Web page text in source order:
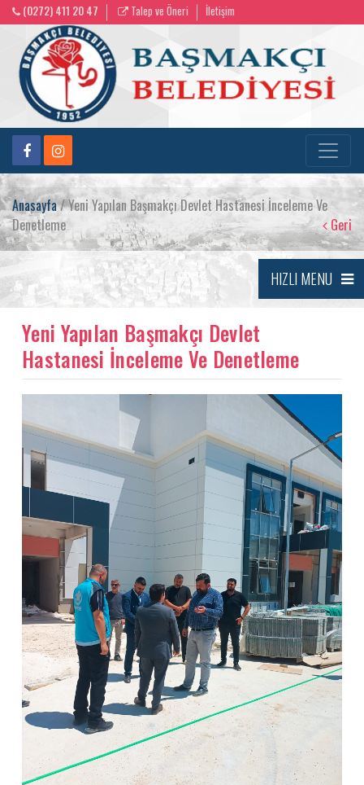
(0272) 411 20 47 Talep ve Öneri İletişim
Anasayfa/ Yeni Yapılan Başmakçı Devlet Hastanesi İnceleme Ve
Denetleme
Geri
HIZLI MENU
Yeni Yapılan Başmakçı Devlet
Hastanesi İnceleme Ve Denetleme